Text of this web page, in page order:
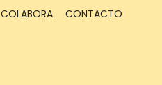
COLABORA CONTACTO